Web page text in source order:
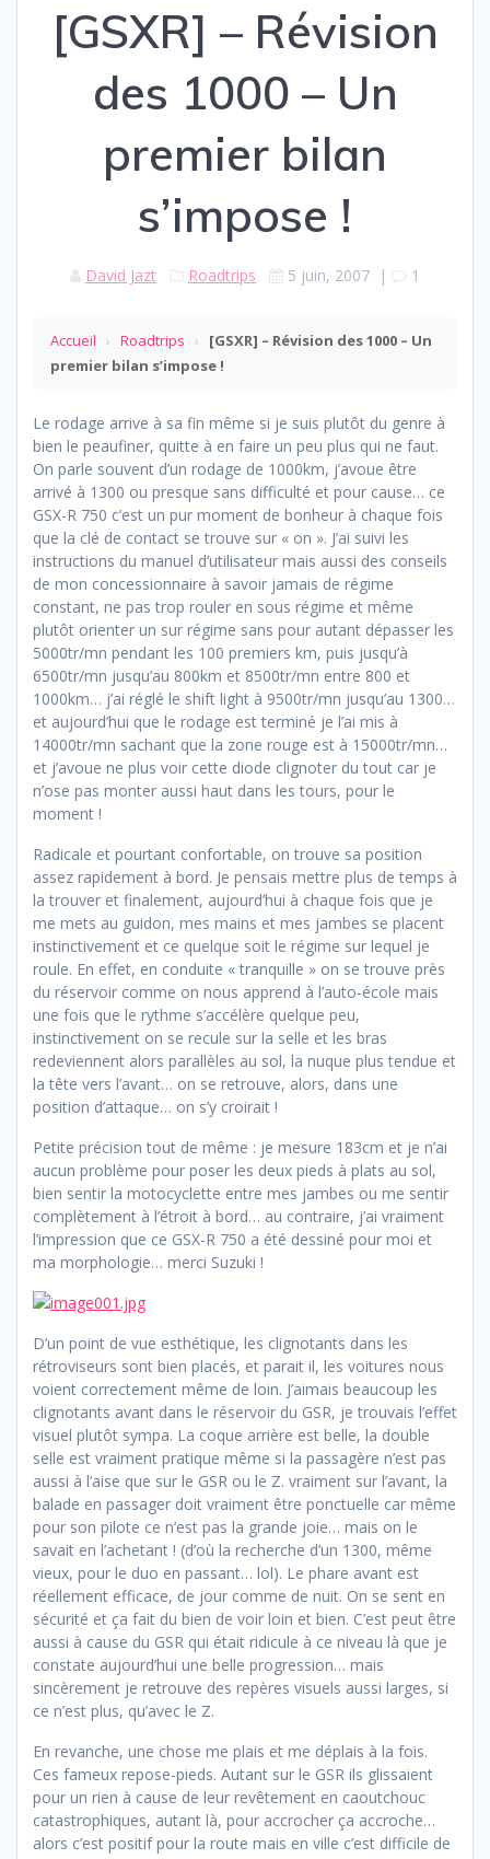
[GSXR] – Révision
des 1000 – Un
premier bilan
s’impose !
David Jazt Roadtrips 5 juin, 2007 | 1
Accueil › Roadtrips ›
[GSXR] – Révision des 1000 – Un
premier bilan s’impose !
Le rodage arrive à sa fin même si je suis plutôt du genre à
bien le peaufiner, quitte à en faire un peu plus qui ne faut.
On parle souvent d’un rodage de 1000km, j’avoue être
arrivé à 1300 ou presque sans difficulté et pour cause… ce
GSX-R 750 c’est un pur moment de bonheur à chaque fois
que la clé de contact se trouve sur « on ». J’ai suivi les
instructions du manuel d’utilisateur mais aussi des conseils
de mon concessionnaire à savoir jamais de régime
constant, ne pas trop rouler en sous régime et même
plutôt orienter un sur régime sans pour autant dépasser les
5000tr/mn pendant les 100 premiers km, puis jusqu’à
6500tr/mn jusqu’au 800km et 8500tr/mn entre 800 et
1000km… j’ai réglé le shift light à 9500tr/mn jusqu’au 1300…
et aujourd’hui que le rodage est terminé je l’ai mis à
14000tr/mn sachant que la zone rouge est à 15000tr/mn…
et j’avoue ne plus voir cette diode clignoter du tout car je
n’ose pas monter aussi haut dans les tours, pour le
moment !
Radicale et pourtant confortable, on trouve sa position
assez rapidement à bord. Je pensais mettre plus de temps à
la trouver et finalement, aujourd’hui à chaque fois que je
me mets au guidon, mes mains et mes jambes se placent
instinctivement et ce quelque soit le régime sur lequel je
roule. En effet, en conduite « tranquille » on se trouve près
du réservoir comme on nous apprend à l’auto-école mais
une fois que le rythme s’accélère quelque peu,
instinctivement on se recule sur la selle et les bras
redeviennent alors parallèles au sol, la nuque plus tendue et
la tête vers l’avant… on se retrouve, alors, dans une
position d’attaque… on s’y croirait !
Petite précision tout de même : je mesure 183cm et je n’ai
aucun problème pour poser les deux pieds à plats au sol,
bien sentir la motocyclette entre mes jambes ou me sentir
complètement à l’étroit à bord… au contraire, j’ai vraiment
l’impression que ce GSX-R 750 a été dessiné pour moi et
ma morphologie… merci Suzuki !
D’un point de vue esthétique, les clignotants dans les
rétroviseurs sont bien placés, et parait il, les voitures nous
voient correctement même de loin. J’aimais beaucoup les
clignotants avant dans le réservoir du GSR, je trouvais l’effet
visuel plutôt sympa. La coque arrière est belle, la double
selle est vraiment pratique même si la passagère n’est pas
aussi à l’aise que sur le GSR ou le Z. vraiment sur l’avant, la
balade en passager doit vraiment être ponctuelle car même
pour son pilote ce n’est pas la grande joie… mais on le
savait en l’achetant ! (d’où la recherche d’un 1300, même
vieux, pour le duo en passant… lol). Le phare avant est
réellement efficace, de jour comme de nuit. On se sent en
sécurité et ça fait du bien de voir loin et bien. C’est peut être
aussi à cause du GSR qui était ridicule à ce niveau là que je
constate aujourd’hui une belle progression… mais
sincèrement je retrouve des repères visuels aussi larges, si
ce n’est plus, qu’avec le Z.
En revanche, une chose me plais et me déplais à la fois.
Ces fameux repose-pieds. Autant sur le GSR ils glissaient
pour un rien à cause de leur revêtement en caoutchouc
catastrophiques, autant là, pour accrocher ça accroche…
alors c’est positif pour la route mais en ville c’est difficile de